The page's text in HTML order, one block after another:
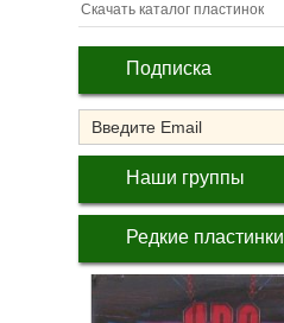
Скачать каталог пластинок
Подписка
Наши группы
Редкие пластинки